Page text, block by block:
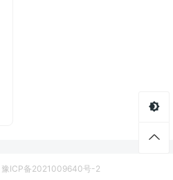
豫ICP备2021009640号-2